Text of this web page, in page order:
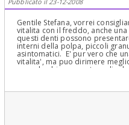
Gentile Stefana, vorrei
vitalita con il freddo, anche
questi denti possono
interni della polpa, piccoli
asintomatici. E' pur vero che
vitalita', ma puo dirimere
scuro lo sbiancamento
obbligato se si decidesse per
faccetta in ceramica, in
fastidiosa. La corona in
attualmente, ma dipende
vicini che il tecnico dovra'